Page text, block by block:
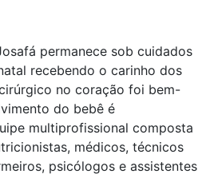
permanece sob cuidados
recebendo o carinho dos
no coração foi bem-
do bebê é
multiprofissional composta
médicos, técnicos
psicólogos e assistentes